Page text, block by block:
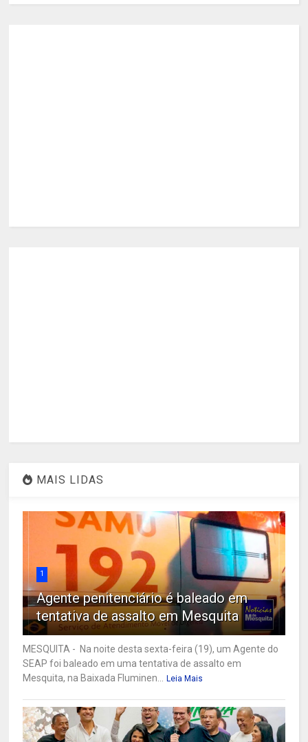
MAIS LIDAS
1
Agente penitenciário é baleado em
tentativa de assalto em Mesquita
MESQUITA - Na noite desta sexta-feira (19), um Agente do
SEAP foi baleado em uma tentativa de assalto em
Mesquita, na Baixada Fluminen...
Leia Mais